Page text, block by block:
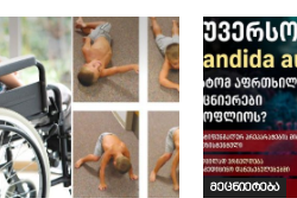
მეცნიერება